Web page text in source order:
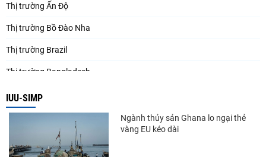
Thị trường Ấn Độ
Thị trường Bồ Đào Nha
Thị trường Brazil
Thị trường Bangladesh
Thị trường Chile
Thị trường Canada
Thị trường Ecuador
IUU-SIMP
Ngành thủy sản Ghana lo ngại thẻ
vàng EU kéo dài